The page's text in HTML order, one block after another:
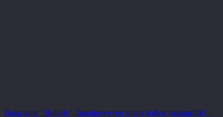
Hanglamp "Bubble", handgeweven rotan bollen (natuurlijk) –